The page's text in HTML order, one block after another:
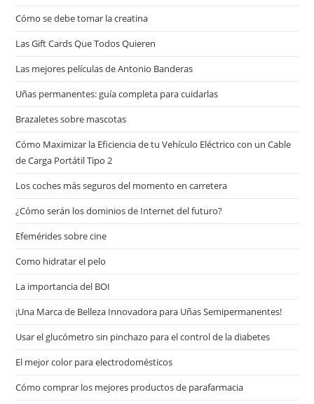
Cómo se debe tomar la creatina
Las Gift Cards Que Todos Quieren
Las mejores películas de Antonio Banderas
Uñas permanentes: guía completa para cuidarlas
Brazaletes sobre mascotas
Cómo Maximizar la Eficiencia de tu Vehículo Eléctrico con un Cable
de Carga Portátil Tipo 2
Los coches más seguros del momento en carretera
¿Cómo serán los dominios de Internet del futuro?
Efemérides sobre cine
Сomo hidratar el pelo
La importancia del BOI
¡Una Marca de Belleza Innovadora para Uñas Semipermanentes!
Usar el glucómetro sin pinchazo para el control de la diabetes
El mejor color para electrodomésticos
Cómo comprar los mejores productos de parafarmacia